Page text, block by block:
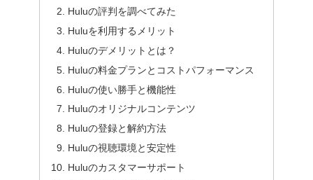
Huluの評判を調べてみた
Huluを利用するメリット
Huluのデメリットとは？
Huluの料金プランとコストパフォーマンス
Huluの使い勝手と機能性
Huluのオリジナルコンテンツ
Huluの登録と解約方法
Huluの視聴環境と安定性
Huluのカスタマーサポート